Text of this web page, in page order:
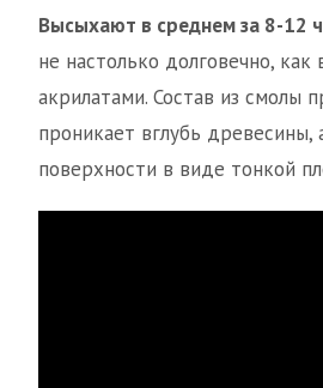
Высыхают в среднем за 8-12
не настолько долговечно, как
акрилатами. Состав из смолы
проникает вглубь древесины,
поверхности в виде тонкой